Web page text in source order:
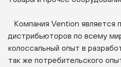
Компания Vention является
дистрибьюторов по всему
колоссальный опыт в
так же потребительского